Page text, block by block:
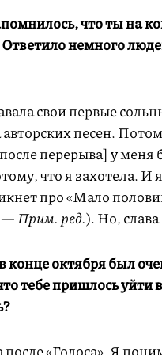
что ты на
Ответило немного
свои первые
песен.
перерыва] у
что я захотела. И
про «Мало
—Прим. ред.). Но,
конце октября был
тебе пришлось уйти